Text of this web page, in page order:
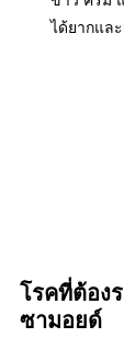
ได้ยากแล
โรคที่ต้อง
ซามอยด์